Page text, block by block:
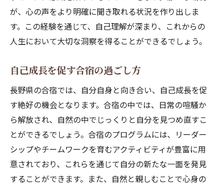
が、心の声をより明確に聞き取れる状況を作り出しま
す。この経験を通じて、自己理解が深まり、これからの
人生において大切な洞察を得ることができるでしょう。
自己成長を促す合宿の過ごし方
長野県の合宿では、自分自身と向き合い、自己成長を促
す絶好の機会となります。合宿の中では、日常の喧騒か
ら解放され、自然の中でじっくりと自分を見つめ直すこ
とができるでしょう。合宿のプログラムには、リーダー
シップやチームワークを育むアクティビティが豊富に用
意されており、これらを通じて自分の新たな一面を発見
することができます。また、自然と親しむことで心身の